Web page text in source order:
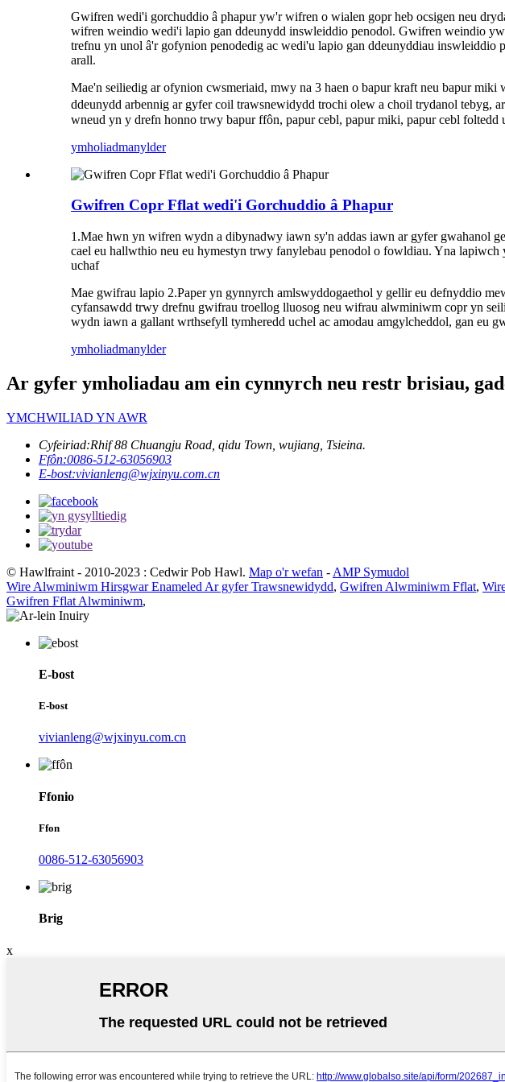
Gwifren wedi'i gorchuddio â phapur yw'r wifren o wialen gopr heb ocsigen neu
wifren weindio wedi'i lapio gan ddeunydd inswleiddio penodol. Gwifren weindio
trefnu yn unol â'r gofynion penodedig ac wedi'u lapio gan ddeunyddiau
arall.
Mae'n seiliedig ar ofynion cwsmeriaid, mwy na 3 haen o bapur kraft neu bapur
ddeunydd arbennig ar gyfer coil trawsnewidydd trochi olew a choil trydanol
wneud yn y drefn honno trwy bapur ffôn, papur cebl, papur miki, papur cebl foltedd
ymholiadmanylder
Gwifren Copr Fflat wedi'i Gorchuddio â Phapur
1.Mae hwn yn wifren wydn a dibynadwy iawn sy'n addas iawn ar gyfer gwahanol
cael eu hallwthio neu eu hymestyn trwy fanylebau penodol o fowldiau. Yna
uchaf
Mae gwifrau lapio 2.Paper yn gynnyrch amlswyddogaethol y gellir eu defnyddio
cyfansawdd trwy drefnu gwifrau troellog lluosog neu wifrau alwminiwm copr yn
wydn iawn a gallant wrthsefyll tymheredd uchel ac amodau amgylcheddol, gan
ymholiadmanylder
Ar gyfer ymholiadau am ein cynnyrch neu restr brisiau,
YMCHWILIAD YN AWR
Cyfeiriad:Rhif 88 Chuangju Road, qidu Town, wujiang, Tsieina.
Ffôn:0086-512-63056903
E-bost:vivianleng@wjxinyu.com.cn
© Hawlfraint - 2010-2023 : Cedwir Pob Hawl. Map o'r wefan - AMP Symudol
Wire Alwminiwm Hirsgwar Enameled Ar gyfer Trawsnewidydd, Gwifren Alwminiwm Fflat,
Gwifren Fflat Alwminiwm,
E-bost
E-bost
vivianleng@wjxinyu.com.cn
Ffonio
Ffon
0086-512-63056903
Brig
x